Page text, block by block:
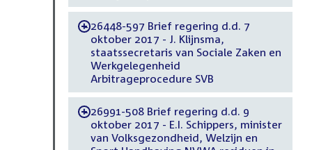
-26448-597 Brief regering d.d. 7
oktober 2017 - J. Klijnsma,
staatssecretaris van Sociale Zaken en
Werkgelegenheid
Arbitrageprocedure SVB
-26991-508 Brief regering d.d. 9
oktober 2017 - E.I. Schippers, minister
van Volksgezondheid, Welzijn en